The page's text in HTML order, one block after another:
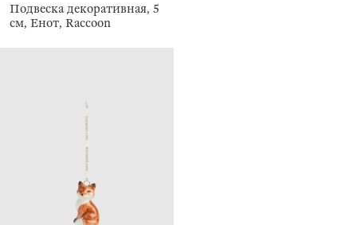
Подвеска декоративная, 5
см, Енот, Raccoon